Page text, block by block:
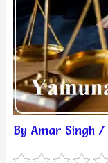
By Amar Singh /